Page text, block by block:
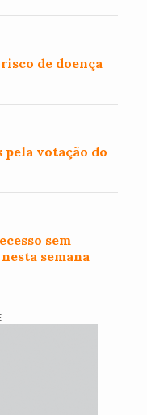
de doença
pela votação do
sem
semana